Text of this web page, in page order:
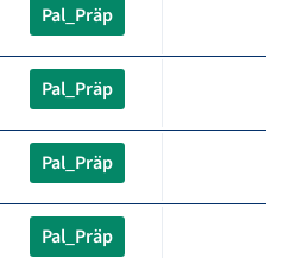
Pal_Präp
Pal_Präp
Pal_Präp
Pal_Präp